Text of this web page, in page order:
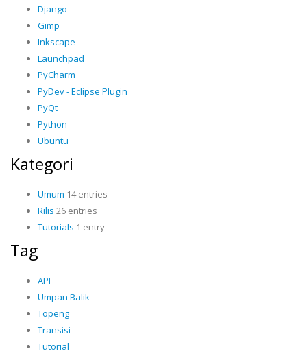
Django
Gimp
Inkscape
Launchpad
PyCharm
PyDev - Eclipse Plugin
PyQt
Python
Ubuntu
Kategori
Umum 14 entries
Rilis 26 entries
Tutorials 1 entry
Tag
API
Umpan Balik
Topeng
Transisi
Tutorial